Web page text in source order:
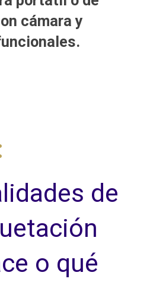
cámara y
de
o qué